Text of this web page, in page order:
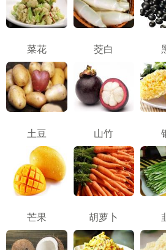
菜花 茭白
土豆 山竹
芒果 胡萝卜